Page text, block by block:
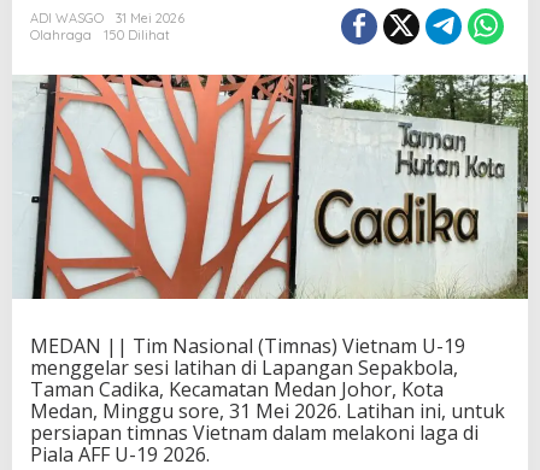
ADI WASGO
31 Mei 2026
Olahraga
150 Dilihat
MEDAN || Tim Nasional (Timnas) Vietnam U-19
menggelar sesi latihan di Lapangan Sepakbola,
Taman Cadika, Kecamatan Medan Johor, Kota
Medan, Minggu sore, 31 Mei 2026. Latihan ini, untuk
persiapan timnas Vietnam dalam melakoni laga di
Piala AFF U-19 2026.